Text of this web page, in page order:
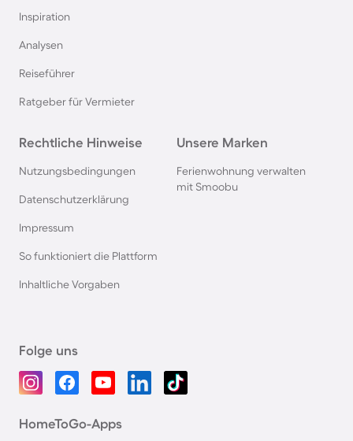
Inspiration
Analysen
Reiseführer
Ratgeber für Vermieter
Rechtliche Hinweise
Nutzungsbedingungen
Datenschutzerklärung
Impressum
So funktioniert die Plattform
Inhaltliche Vorgaben
Unsere Marken
Ferienwohnung verwalten
mit Smoobu
Folge uns
HomeToGo-Apps